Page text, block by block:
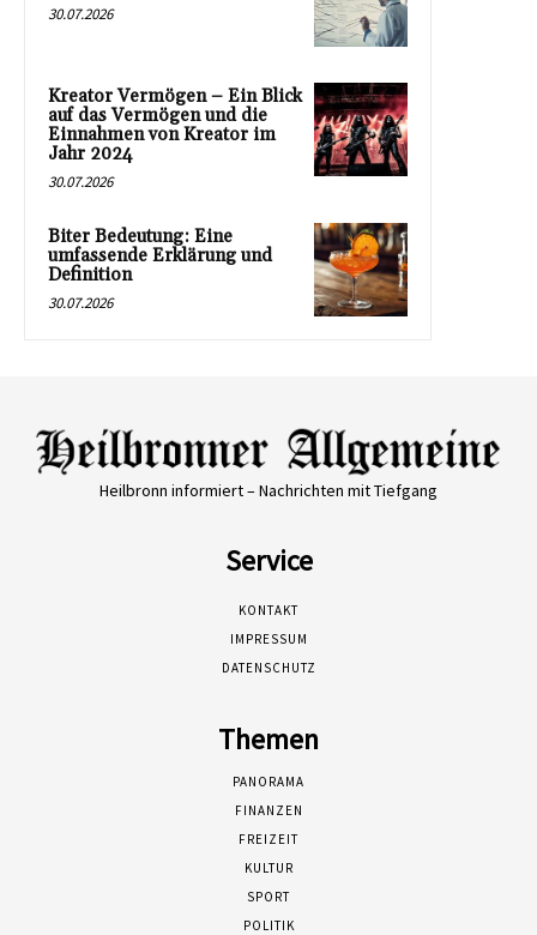
30.07.2026
Kreator Vermögen – Ein Blick
auf das Vermögen und die
Einnahmen von Kreator im
Jahr 2024
30.07.2026
Biter Bedeutung: Eine
umfassende Erklärung und
Definition
30.07.2026
Heilbronn informiert – Nachrichten mit Tiefgang
Service
KONTAKT
IMPRESSUM
DATENSCHUTZ
Themen
PANORAMA
FINANZEN
FREIZEIT
KULTUR
SPORT
POLITIK